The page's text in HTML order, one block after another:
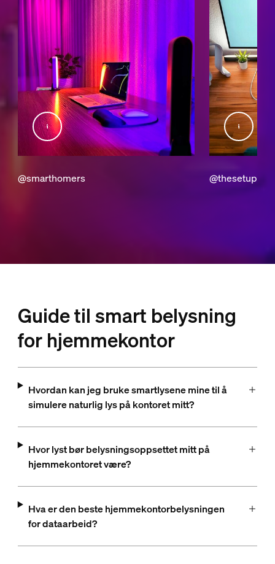
@smarthomers
Guide til smart belysning
for hjemmekontor
Hvordan kan jeg bruke smartlysene mine til å
simulere naturlig lys på kontoret mitt?
Hvor lyst bør belysningsoppsettet mitt på
hjemmekontoret være?
Hva er den beste hjemmekontorbelysningen
for dataarbeid?